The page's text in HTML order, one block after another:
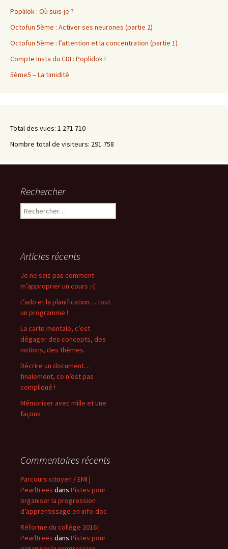
Poplilok : Où suis-je ?
Octofun 5ème : Activer ses neurones (partie 2)
Octofun 5ème : l’attention et la concentration (partie 1)
Compte Insta du CDI : Poplidok !
5ème5 – La timidité
Total des vues: 1 271 710
Nombre total de visiteurs: 291 758
Rechercher
Rechercher :
Articles récents
Je ne sais pas comment
m’approprier un cours :-(
L’ado et la planification… tout
un programme !
La carte mentale, c’est
dégager des concepts, des
notions, des thèmes.
Décrire un document…
finalement, ce n’est pas
compliqué !
Mémoriser avec mille et une
façons
Commentaires récents
Parcours citoyen / EMI |
Pearltrees dans Pistes pour
organiser la progression
d’apprentissage en info-doc
Réforme du collège 2016 |
Pearltrees dans Pistes pour